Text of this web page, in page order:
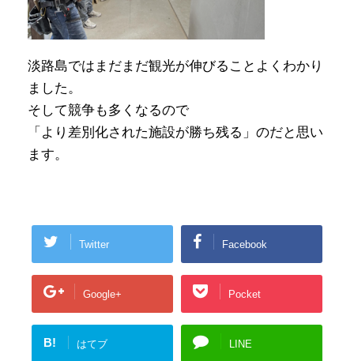
淡路島ではまだまだ観光が伸びることよくわかり
ました。
そして競争も多くなるので
「より差別化された施設が勝ち残る」のだと思い
ます。
Twitter Facebook
Google+ Pocket
B! はてブ LINE